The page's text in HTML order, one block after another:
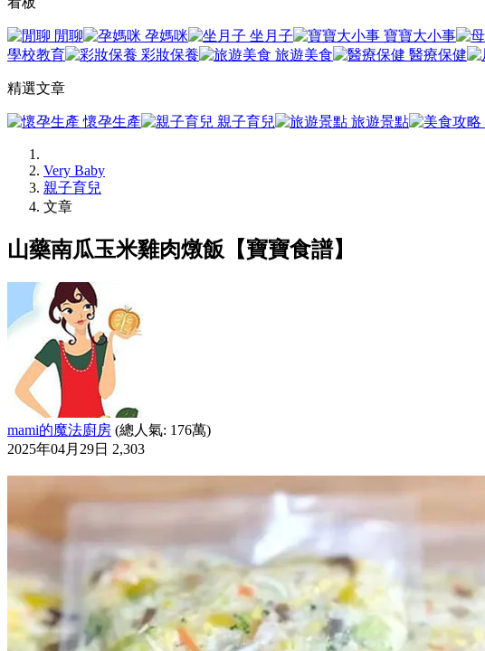
閒聊 孕媽咪 坐月子 寶寶大小事
學校教育
彩妝保養 旅遊美食 醫療保健
精選文章
懷孕生產 親子育兒 旅遊景點
Very Baby
親子育兒
文章
山藥南瓜玉米雞肉燉飯【寶寶食譜】
mami的魔法廚房 (總人氣: 176萬)
2025年04月29日 2,303